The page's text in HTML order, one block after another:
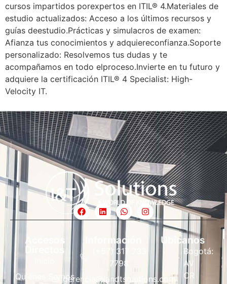
cursos impartidos porexpertos en ITIL® 4.Materiales de
estudio actualizados: Acceso a los últimos recursos y
guías deestudio.Prácticas y simulacros de examen:
Afianza tus conocimientos y adquiereconfianza.Soporte
personalizado: Resolvemos tus dudas y te
acompañamos en todo elproceso.Invierte en tu futuro y
adquiere la certificación ITIL® 4 Specialist: High-
Velocity IT.
Accesos
Directos
Quiénes Somos
Información
(+57) 317 733
7798
gerencia@iandtsolutions.com
Ubícanos
Bogotá:
AV
CR